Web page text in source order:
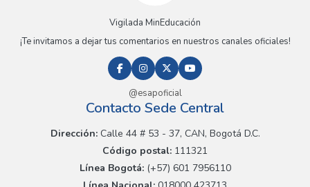
Vigilada MinEducación
¡Te invitamos a dejar tus comentarios en nuestros canales oficiales!
@esapoficial
Contacto Sede Central
Dirección:Calle 44 # 53 - 37, CAN, Bogotá D.C.
Código postal: 111321
Línea Bogotá:(+57) 601 7956110